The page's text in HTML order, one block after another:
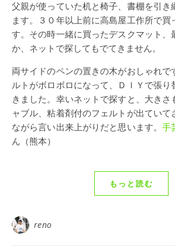
父親が使っていた机と椅子、書棚を引き継いで今も使ってい
ます。３０年以上前に高島屋工作所で買
す。その時一緒に買ったデスクマット、
か、ネットで探してもでてきません。
両サイドのペンの置きの木がおしゃれで
ルトがボロボロになって、ＤＩＹで張り
きました。幸いネットで探すと、大きさ
ャブル、粘着剤付のフェルトが出てい
ながら言い出来上がりだと思います。 手
ん（熊本）
もっと読む
reno